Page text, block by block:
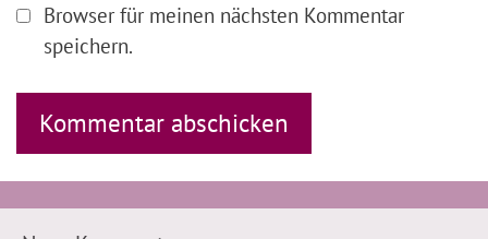
Browser für meinen nächsten Kommentar
speichern.